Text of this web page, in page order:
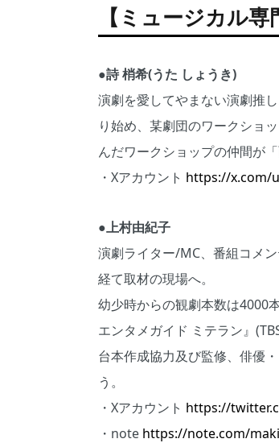
【ミュージカル
●詩 梢希(うた しょうき)
演劇を愛してやまない演劇推
り始め、某劇団のワークショ
んだワークショップの仲間が
・Xアカウント https://x.com/
●上村由紀子
演劇ライター/MC、番組コメ
経て取材の現場へ。
幼少時からの観劇本数は4000
エンタメガイド ミテラン』
台本作成協力及び監修、俳優
う。
・Xアカウント https://
・note https://note.com/